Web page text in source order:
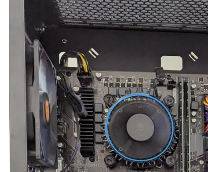
星5つの評価枠じゃ足りな
これからもずっと続いて欲
しいPCBTOショップです！
2025年11月に購入、半年近
く何も問題なく快適に使用
できていましたが、突然の
(BOOTランプ点灯で起動不
ゴールデンウィーク目前だ
ったこともあり、連休中に
PCが使えない絶望的な気持
ちでした。
続きを読む
ネテル会長
2 か月 前
購入後のアフターフォロー
まで非常に丁寧で、安心し
て相談できるショップ様で
購入したPCについて、外付
けHDD接続時に特定のUSB
ポートでデータ転送がうま
くいかない症状があり相談
しましたが、単に「別のポ
ートを使ってください」で
終わるのではなく、背面
USBポートごとの内部仕様
まで確認したうえで、原因
の切り分けを非常に詳しく
案内していただきました。
チャロコテツ
2 か月 前